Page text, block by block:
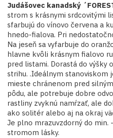
Judášovec kanadský
strom s krásnymi srdcovitými
sfarbujú do vínovo červena a
hnedo-fialova. Pri
Na jeseň sa vyfarbuje do
hlavne kvôli krásnym fialovo
pred listami. Dorastá do výšky
strihu. .Ideálnym stanoviskom
mieste chránenom pred
pôdu, ale potrebuje dobre
rastliny zvyknú namŕzať, ale
ako solitér alebo aj na okraj
Je plno mrazuvzdorný do min.
stromom lásky.